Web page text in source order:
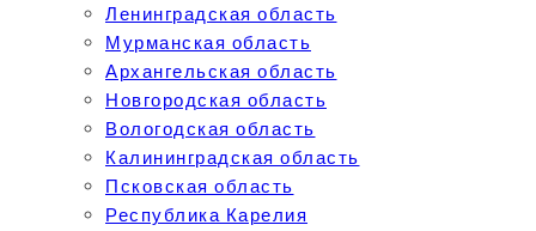
Ленинградская область
Мурманская область
Архангельская область
Новгородская область
Вологодская область
Калининградская область
Псковская область
Республика Карелия